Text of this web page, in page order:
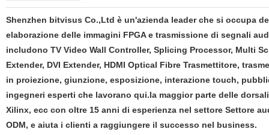
Shenzhen bitvisus Co.,Ltd è un'azienda leader che si occupa
elaborazione delle immagini FPGA e trasmissione di segnali
includono TV Video Wall Controller, Splicing Processor, Multi
Extender, DVI Extender, HDMI Optical Fibre Trasmettitore,
in proiezione, giunzione, esposizione, interazione touch,
ingegneri esperti che lavorano qui.la maggior parte delle
Xilinx, ecc con oltre 15 anni di esperienza nel settore Settore
ODM, e aiuta i clienti a raggiungere il successo nel business.